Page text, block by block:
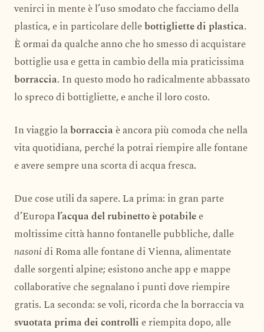
venirci in mente è l’uso smodato che facciamo della
plastica, e in particolare dellebottigliette di plastica.
È ormai da qualche anno che ho smesso di acquistare
bottiglie usa e getta in cambio della mia praticissima
borraccia. In questo modo ho radicalmente abbassato
lo spreco di bottigliette, e anche il loro costo.
In viaggio laborracciaè ancora più comoda che nella
vita quotidiana, perché la potrai riempire alle fontane
e avere sempre una scorta di acqua fresca.
Due cose utili da sapere. La prima: in gran parte
d’Europal’acqua del rubinetto è potabilee
moltissime città hanno fontanelle pubbliche, dalle
nasonidi Roma alle fontane di Vienna, alimentate
dalle sorgenti alpine; esistono anche app e mappe
collaborative che segnalano i punti dove riempire
gratis. La seconda: se voli, ricorda che la borraccia va
svuotata prima dei controlli e riempita dopo, alle